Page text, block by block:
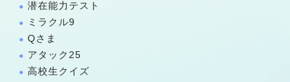
潜在能力テスト
ミラクル9
Qさま
アタック25
高校生クイズ